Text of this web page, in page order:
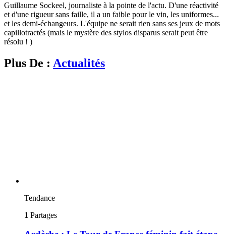
Guillaume Sockeel, journaliste à la pointe de l'actu. D'une réactivité
et d'une rigueur sans faille, il a un faible pour le vin, les uniformes...
et les demi-échangeurs. L'équipe ne serait rien sans ses jeux de mots
capillotractés (mais le mystère des stylos disparus serait peut être
résolu ! )
Plus De : Actualités
Tendance
1 Partages